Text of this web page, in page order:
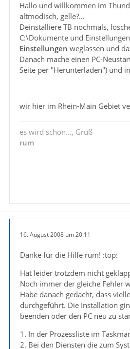
Hallo und willkommen im
altmodisch, gelle?...
Deinstalliere TB nochmals,
C:\Dokumente und
Einstellungen weglassen und
Danach mache einen PC-
Seite per "Herunterladen") und
wir hier im Rhein-Main Gebiet
es wird schon..., Gruß
rum
16. August 2008 um 20:11
Danke für die Hilfe rum! :top:
Hat leider trotzdem nicht
Noch immer der gleiche Fehler
Habe danach gedacht, dass
durchgeführt. Die Installation
beenden oder den PC neu zu
1. In der Prozessliste im
2. Bei den Diensten die zum